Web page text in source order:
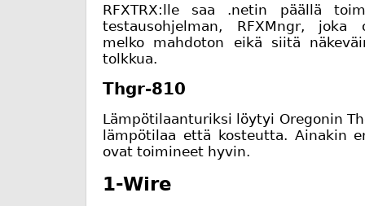
RFXTRX:lle saa .netin päällä
testausohjelman, RFXMngr, joka
melko mahdoton eikä siitä
tolkkua.
Thgr-810
Lämpötilaanturiksi löytyi Oregonin
lämpötilaa että kosteutta. Ainakin
ovat toimineet hyvin.
1-Wire